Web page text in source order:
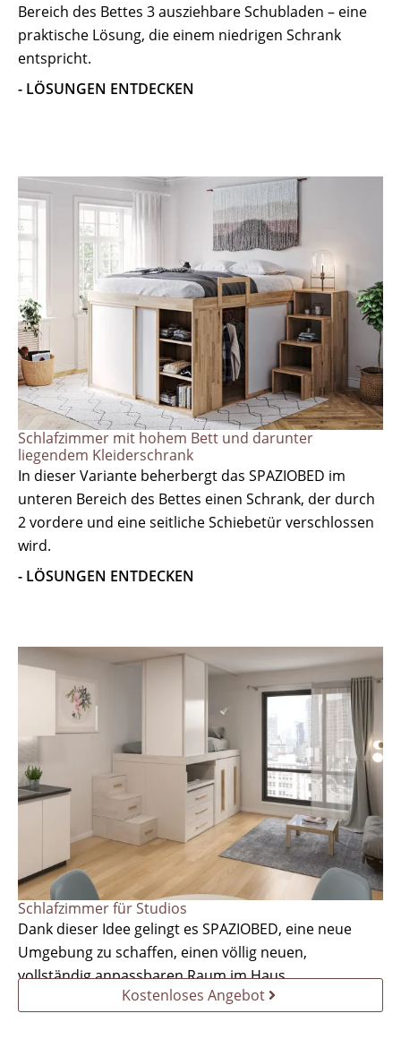
Bereich des Bettes 3 ausziehbare Schubladen – eine
praktische Lösung, die einem niedrigen Schrank
entspricht.
- LÖSUNGEN ENTDECKEN
Schlafzimmer mit hohem Bett und darunter
liegendem Kleiderschrank
In dieser Variante beherbergt das SPAZIOBED im
unteren Bereich des Bettes einen Schrank, der durch
2 vordere und eine seitliche Schiebetür verschlossen
wird.
- LÖSUNGEN ENTDECKEN
Schlafzimmer für Studios
Dank dieser Idee gelingt es SPAZIOBED, eine neue
Umgebung zu schaffen, einen völlig neuen,
vollständig anpassbaren Raum im Haus.
- LÖSUNGEN ENTDECKEN
Kostenloses Angebot